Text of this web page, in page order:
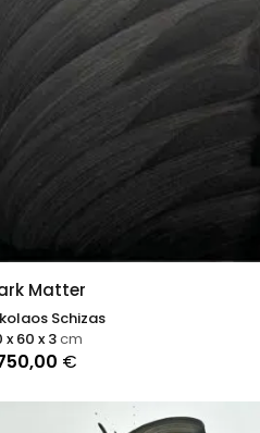
Matter
Schizas
€
x 60 x 3cm